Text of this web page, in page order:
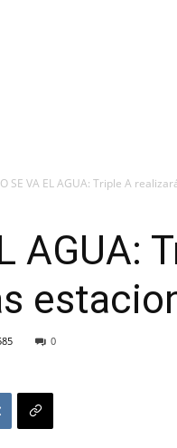
SE VA EL AGUA: Triple A
AGUA:
0